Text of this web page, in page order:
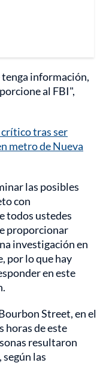
información,
al FBI",
tras ser
metro de Nueva
las posibles
con
todos ustedes
proporcionar
investigación en
por lo que hay
en este
Street, en el
horas de este
resultaron
las